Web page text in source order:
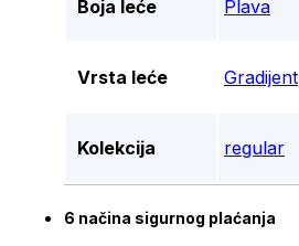
Boja leće Plava
Vrsta leće Gradijent
Kolekcija regular
6 načina sigurnog plaćanja